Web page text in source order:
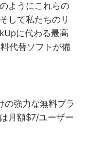
ようにこれらの
して私たちのリ
に代わる最高
代替ソフトが備
の強力な無料プラ
月額$7/ユーザー